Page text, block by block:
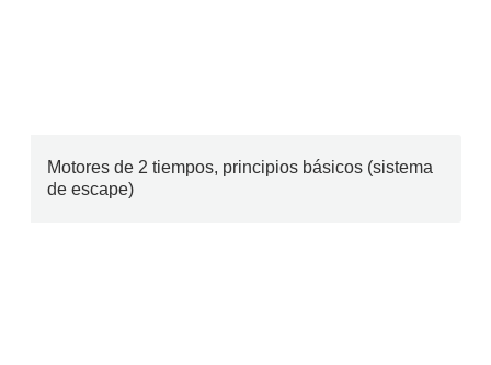
Motores de 2 tiempos, principios básicos (sistema
de escape)